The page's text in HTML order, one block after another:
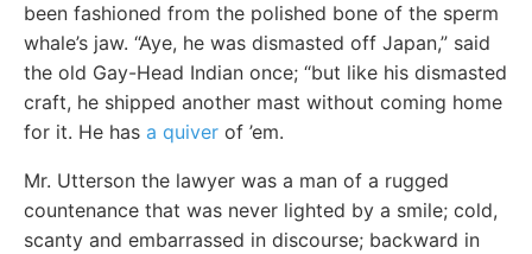
been fashioned from the polished bone of the sperm
whale’s jaw. “Aye, he was dismasted off Japan,” said
the old Gay-Head Indian once; “but like his dismasted
craft, he shipped another mast without coming home
for it. He has a quiver of ’em.
Mr. Utterson the lawyer was a man of a rugged
countenance that was never lighted by a smile; cold,
scanty and embarrassed in discourse; backward in